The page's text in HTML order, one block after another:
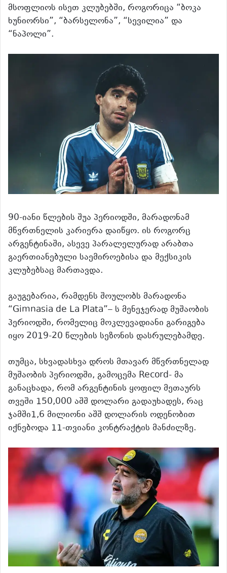
მსოფლიოს ისეთ კლუბებში, როგორიცა “ბოკა
ხუნიორსი”, “ბარსელონა”, “სევილია” და
“ნაპოლი”.
90-იანი წლების შუა პერიოდში, მარადონამ
მწვრთნელის კარიერა დაიწყო. ის როგორც
არგენტინაში, ასევე პარალელურად არაბთა
გაერთიანებული საემიროებისა და მექსიკის
კლუბებსაც მართავდა.
გაუგებარია, რამდენს შოულობს მარადონა
“Gimnasia de La Plata”– ს მენეჯერად მუშაობის
პერიოდში, რომელიც მოკლევადიანი გარიგება
იყო 2019-20 წლების სეზონის დასრულებამდე.
თუმცა, სხვადასხვა დროს მთავარ მწვრთნელად
მუშაობის პერიოდში, გამოცემა Record- მა
განაცხადა, რომ არგენტინის ყოფილ მეთაურს
თვეში 150,000 აშშ დოლარი გადაუხადეს, რაც
ჯამში1,6 მილიონი აშშ დოლარის ოდენობით
იქნებოდა 11-თვიანი კონტრაქტის მანძილზე.